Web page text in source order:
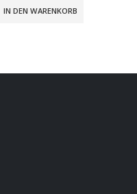
IN DEN WARENKORB